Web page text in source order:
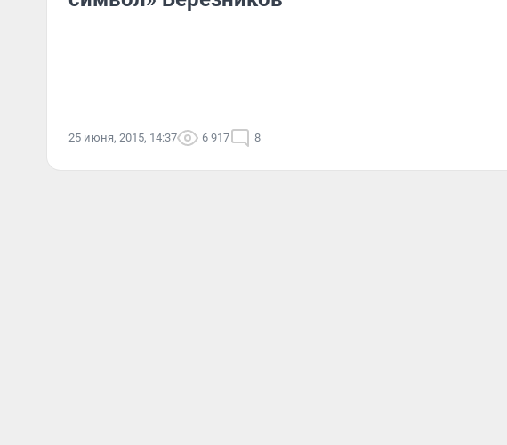
25 июня, 2015, 14:37 6 917 8